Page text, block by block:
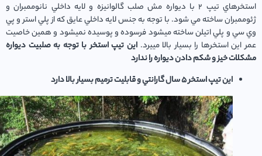
استخرهاي تيپ ٢ با ديواره مش صلب گالوانيزه و لايه داخلي نانوممبران و
ساخته مي شود. با توجه به جنس لايه داخلي عايق كه از پلي استر و پي
و پلي اتيلن ساخته ميشود فرسوده و پوسيده نميشود و همين خاصيت
استخرها را بسيار بالا مييرد.اين تيپ استخر با توجه به صلبيت ديواره
خيز و شكم دادن ديواره را ندارد
اين تيپ استخر ٥ سال گارانتي و قابليت ترميم بسيار بالا دارد